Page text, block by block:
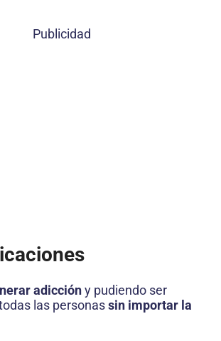
Publicidad
adiccióny pudiendo ser
las personassin importar la